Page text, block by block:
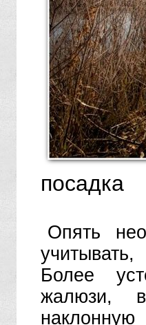
посадка
Опять
Более
жалюзи,